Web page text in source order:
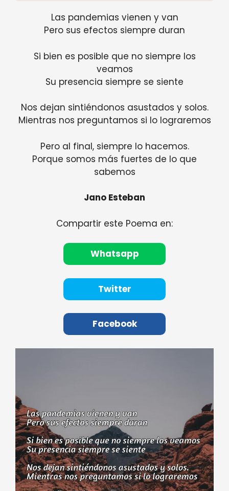
Las pandemias vienen y van
Pero sus efectos siempre duran
Si bien es posible que no siempre los
veamos
Su presencia siempre se siente
Nos dejan sintiéndonos asustados y solos.
Mientras nos preguntamos si lo lograremos
Pero al final, siempre lo hacemos.
Porque somos más fuertes de lo que
sabemos
Jano Esteban
Compartir este Poema en:
Whatsapp
Twitter
Facebook